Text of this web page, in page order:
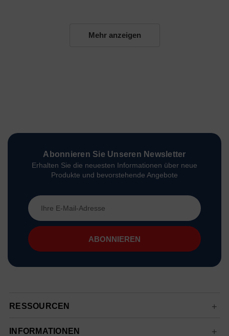
Mehr anzeigen
Abonnieren Sie Unseren Newsletter
Erhalten Sie die neuesten Informationen über neue
Produkte und bevorstehende Angebote
E-
Mail-
Adresse
RESSOURCEN
INFORMATIONEN